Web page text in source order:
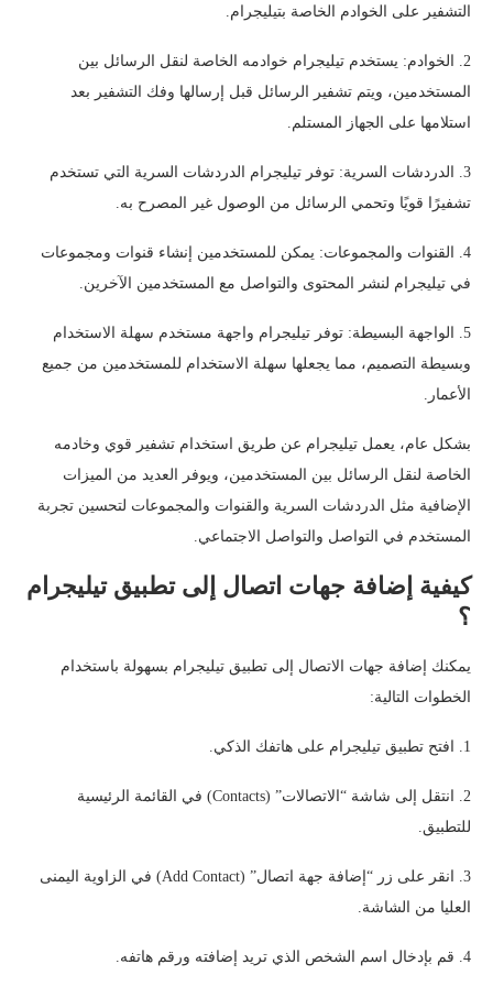
التشفير على الخوادم الخاصة بتيليجرام.
2. الخوادم: يستخدم تيليجرام خوادمه الخاصة لنقل الرسائل بين
المستخدمين، ويتم تشفير الرسائل قبل إرسالها وفك التشفير بعد
استلامها على الجهاز المستلم.
3. الدردشات السرية: توفر تيليجرام الدردشات السرية التي تستخدم
تشفيرًا قويًا وتحمي الرسائل من الوصول غير المصرح به.
4. القنوات والمجموعات: يمكن للمستخدمين إنشاء قنوات ومجموعات
في تيليجرام لنشر المحتوى والتواصل مع المستخدمين الآخرين.
5. الواجهة البسيطة: توفر تيليجرام واجهة مستخدم سهلة الاستخدام
وبسيطة التصميم، مما يجعلها سهلة الاستخدام للمستخدمين من جميع
الأعمار.
بشكل عام، يعمل تيليجرام عن طريق استخدام تشفير قوي وخادمه
الخاصة لنقل الرسائل بين المستخدمين، ويوفر العديد من الميزات
الإضافية مثل الدردشات السرية والقنوات والمجموعات لتحسين تجربة
المستخدم في التواصل والتواصل الاجتماعي.
كيفية إضافة جهات اتصال إلى تطبيق تيليجرام
؟
يمكنك إضافة جهات الاتصال إلى تطبيق تيليجرام بسهولة باستخدام
الخطوات التالية:
1. افتح تطبيق تيليجرام على هاتفك الذكي.
2. انتقل إلى شاشة “الاتصالات” (Contacts) في القائمة الرئيسية
للتطبيق.
3. انقر على زر “إضافة جهة اتصال” (Add Contact) في الزاوية اليمنى
العليا من الشاشة.
4. قم بإدخال اسم الشخص الذي تريد إضافته ورقم هاتفه.